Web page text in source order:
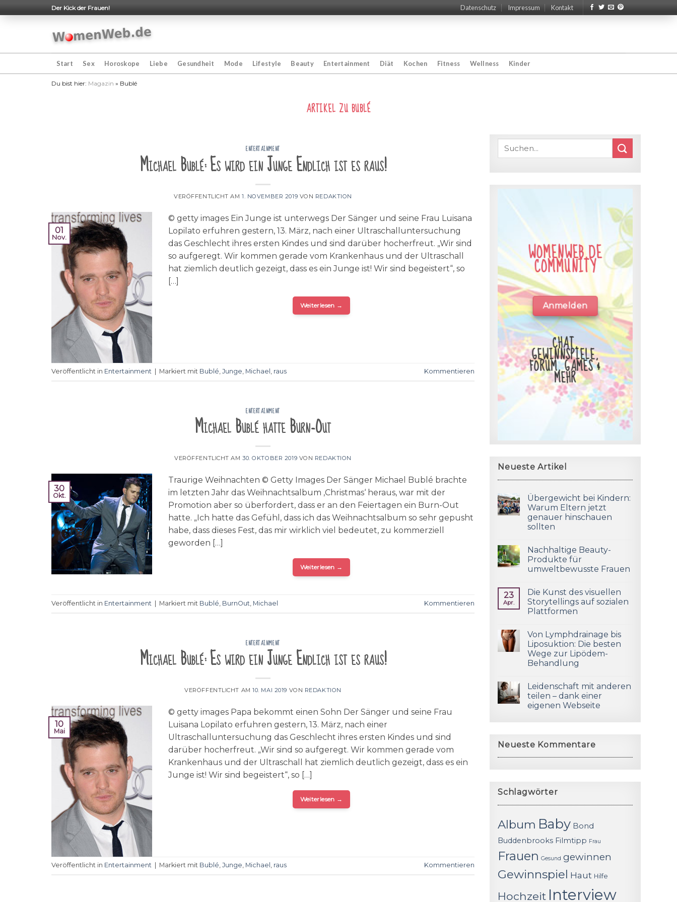
to
Der Kick der Frauen! Datenschutz Impressum Kontakt
Start Sex Horoskope Liebe Gesundheit Mode Lifestyle Beauty Entertainment Diät Kochen Fitness Wellness Kinder
Du bist hier: Magazin » Bublé
ARTIKEL ZUBUBLÉ
ENTERTAINMENT
Michael Bublé: Es wird ein Junge Endlich ist es raus!
VERÖFFENTLICHT AM1. NOVEMBER 2019 VON REDAKTION
01
Nov.
© getty images Ein Junge ist unterwegs Der Sänger und seine Frau Luisana
Lopilato erfuhren gestern, 13. März, nach einer Ultraschalluntersuchung
das Geschlecht ihres ersten Kindes und sind darüber hocherfreut. „Wir sind
so aufgeregt. Wir kommen gerade vom Krankenhaus und der Ultraschall
hat ziemlich deutlich gezeigt, dass es ein Junge ist! Wir sind begeistert“, so
[…]
Weiterlesen →
Veröffentlicht in Entertainment Markiert mit Bublé, Junge, Michael , raus Kommentieren
ENTERTAINMENT
Michael Bublé hatte Burn-Out
VERÖFFENTLICHT AM30. OKTOBER 2019 VON REDAKTION
30
Okt.
Traurige Weihnachten © Getty Images Der Sänger Michael Bublé brachte
im letzten Jahr das Weihnachtsalbum ‚Christmas‘ heraus, war mit der
Promotion aber so überfordert, dass er an den Feiertagen ein Burn-Out
hatte. „Ich hatte das Gefühl, dass ich das Weihnachtsalbum so sehr gepusht
habe, dass dieses Fest, das mir wirklich viel bedeutet, zu kommerziell
geworden […]
Weiterlesen →
Veröffentlicht in Entertainment Markiert mit Bublé BurnOut Michael Kommentieren
ENTERTAINMENT
Michael Bublé: Es wird ein Junge Endlich ist es raus!
VERÖFFENTLICHT AM10. MAI 2019 VON REDAKTION
10
Mai
© getty images Papa bekommt einen Sohn Der Sänger und seine Frau
Luisana Lopilato erfuhren gestern, 13. März, nach einer
Ultraschalluntersuchung das Geschlecht ihres ersten Kindes und sind
darüber hocherfreut. „Wir sind so aufgeregt. Wir kommen gerade vom
Krankenhaus und der Ultraschall hat ziemlich deutlich gezeigt, dass es ein
Junge ist! Wir sind begeistert“, so […]
Weiterlesen →
Veröffentlicht in Entertainment Markiert mit Bublé, Junge, Michael , raus Kommentieren
WOMENWEB.DE
COMMUNITY
Anmelden
CHAT,
GEWINNSPIELE,
FORUM, GAMES &
MEHR
Neueste Artikel
Übergewicht bei Kindern:
Warum Eltern jetzt
genauer hinschauen
sollten
Nachhaltige Beauty-
Produkte für
umweltbewusste Frauen
23
Apr.
Die Kunst des visuellen
Storytellings auf sozialen
Plattformen
Von Lymphdrainage bis
Liposuktion: Die besten
Wege zur Lipödem-
Behandlung
Leidenschaft mit anderen
teilen – dank einer
eigenen Webseite
Neueste Kommentare
Schlagwörter
Album Baby Bond
Buddenbrooks Filmtipp Frau
Frauen Gesund gewinnen
Gewinnspiel Haut Hilfe
Hochzeit Interview